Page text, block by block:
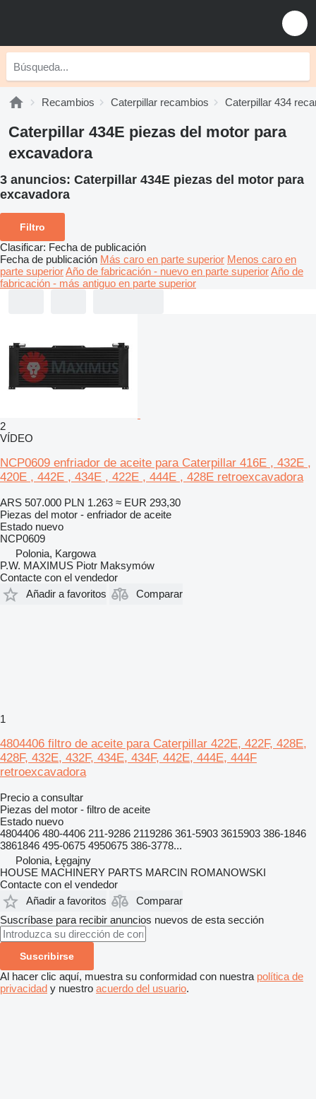
Recambios Caterpillar recambios Caterpillar 434
Caterpillar 434E piezas del motor para
excavadora
3 anuncios: Caterpillar 434E piezas del motor para
excavadora
Filtro
Clasificar: Fecha de publicación
Fecha de publicación Más caro en parte superior Menos caro en
parte superiorAño de fabricación - nuevo en parte superiorAño de
fabricación - más antiguo en parte superior
2
VÍDEO
NCP0609 enfriador de aceite para Caterpillar 416E , 432E ,
420E , 442E , 434E , 422E , 444E , 428E retroexcavadora
ARS 507.000 PLN 1.263 ≈ EUR 293,30
Piezas del motor - enfriador de aceite
Estado nuevo
NCP0609
Polonia, Kargowa
P.W. MAXIMUS Piotr Maksymów
Contacte con el vendedor
Añadir a favoritos
Comparar
1
4804406 filtro de aceite para Caterpillar 422E, 422F, 428E,
428F, 432E, 432F, 434E, 434F, 442E, 444E, 444F
retroexcavadora
Precio a consultar
Piezas del motor - filtro de aceite
Estado nuevo
4804406 480-4406 211-9286 2119286 361-5903 3615903 386-1846
3861846 495-0675 4950675 386-3778...
Polonia, Łęgajny
HOUSE MACHINERY PARTS MARCIN ROMANOWSKI
Contacte con el vendedor
Añadir a favoritos
Comparar
Suscríbase para recibir anuncios nuevos de esta sección
Suscribirse
Al hacer clic aquí, muestra su conformidad con nuestra política de
privacidad y nuestro acuerdo del usuario.